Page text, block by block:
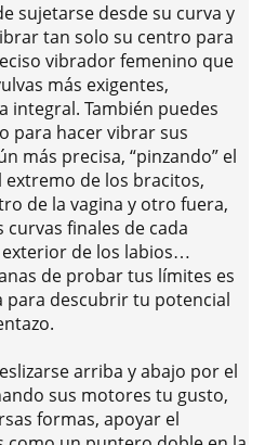
sujetarse desde su curva y
tan solo su centro para
vibrador femenino que
más exigentes,
integral. También puedes
para hacer vibrar sus
más precisa, “pinzando” el
de los bracitos,
de la vagina y otro fuera,
finales de cada
de los labios…
de probar tus límites es
descubrir tu potencial
arriba y abajo por el
sus motores tu gusto,
formas, apoyar el